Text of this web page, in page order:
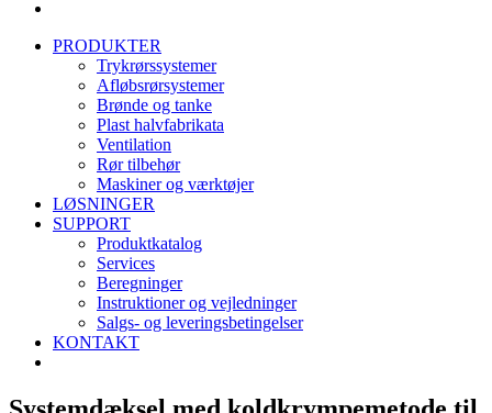
PRODUKTER
Trykrørssystemer
Afløbsrørsystemer
Brønde og tanke
Plast halvfabrikata
Ventilation
Rør tilbehør
Maskiner og værktøjer
LØSNINGER
SUPPORT
Produktkatalog
Services
Beregninger
Instruktioner og vejledninger
Salgs- og leveringsbetingelser
KONTAKT